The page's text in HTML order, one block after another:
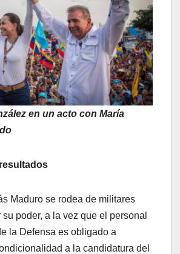
en un acto con María
Maduro se rodea de militares
poder, a la vez que el personal
la Defensa es obligado a
a la candidatura del